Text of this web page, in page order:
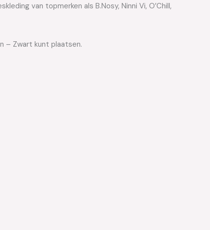
van topmerken als B.Nosy, Ninni Vi, O’Chill,
– Zwart kunt plaatsen.